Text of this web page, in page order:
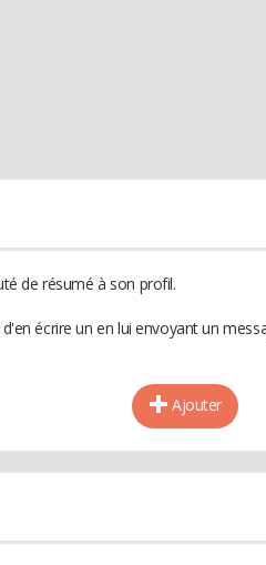
de résumé à son profil.
écrire un en lui envoyant un
Ajouter